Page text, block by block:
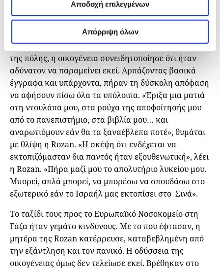
Αποδοχή επιλεγμένων
Απόρριψη όλων
αμάχων. Είναι γνωστό ότι το Ισραήλ έχει
χρησιμοποιήσει δακρυγόνα,δηλητηριώδη αέριακαι
κατά των αμάχων. Έως τις 9πμ, κι
ενώ τα άρματα ανακατευθύνονταν προς το κέντρο
της πόλης, η οικογένεια συνειδητοποίησε ότι ήταν
αδύνατον να παραμείνει εκεί. Αρπάζοντας βασικά
έγγραφα και υπάρχοντα, πήραν τη δύσκολη απόφαση
να αφήσουν πίσω όλα τα υπόλοιπα. «Έριξα μια ματιά
στη ντουλάπα μου, στα ρούχα της αποφοίτησής μου
από το πανεπιστήμιο, στα βιβλία μου… και
αναρωτιόμουν εάν θα τα ξαναέβλεπα ποτέ», θυμάται
με θλίψη η Rozan. «Η σκέψη ότι ενδέχεται να
εκτοπιζόμασταν δια παντός ήταν εξουθενωτική», λέει
η Rozan. «Πήρα μαζί μου το απολυτήριο λυκείου μου.
Μπορεί, απλά μπορεί, να μπορέσω να σπουδάσω στο
εξωτερικό εάν το Ισραήλ μας εκτοπίσει στο Σινά».
Το ταξίδι τους προς το Ευρωπαϊκό Νοσοκομείο στη
Γάζα ήταν γεμάτο κινδύνους. Με το που έφτασαν, η
μητέρα της Rozan κατέρρευσε, καταβεβλημένη από
την εξάντληση και τον πανικό. Η οδύσσεια της
οικογένειας όμως δεν τελείωσε εκεί. Βρέθηκαν στο